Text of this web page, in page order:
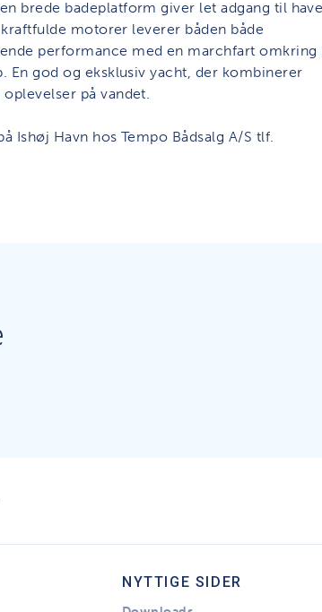
brede badeplatform giver let adgang til
motorer leverer båden både
performance med en marchfart omkring
En god og eksklusiv yacht, der kombinerer
på vandet.
Ishøj Havn hos Tempo Bådsalg A/S tlf.
NYTTIGE SIDER